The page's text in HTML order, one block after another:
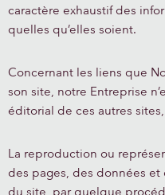
caractère exhaustif des
quelles qu’elles soient.
Concernant les liens que
son site, notre Entreprise
éditorial de ces autres
La reproduction ou
des pages, des données
du site, par quelque